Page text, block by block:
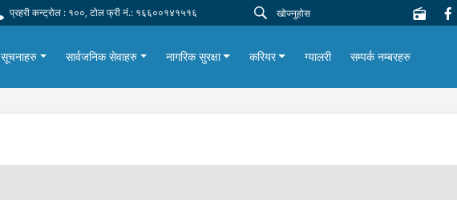
प्रहरी कन्ट्रोल : १००, टोल फ्री नं.: १६६००१४१५१६
सूचनाहरु सार्वजनिक सेवाहरु नागरिक सुरक्षा करियर ग्यालरी सम्पर्क नम्बरहरु